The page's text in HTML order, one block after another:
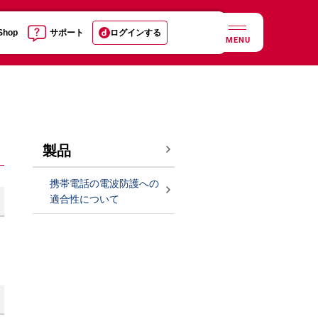
サポート ログインする
MENU
製品
携帯電話の電波防護への
適合性について